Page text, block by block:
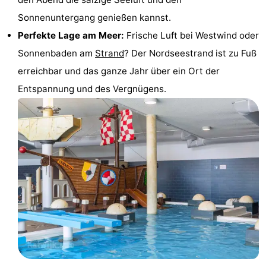
Städte
Sport
Schwimmbader
Radfahren
Wandern
Reiten
Golfplatze
Surfen
Sportangeln
Essen
und
Veranstaltungen
Sonnenuntergang genießen kannst.
Perfekte Lage am Meer: Frische Luft bei Westwind oder
Sonnenbaden am Strand? Der Nordseestrand ist zu Fuß
erreichbar und das ganze Jahr über ein Ort der
Entspannung und des Vergnügens.